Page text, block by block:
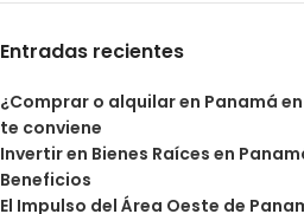
Entradas recientes
¿Comprar o alquilar en Panamá
te conviene
Invertir en Bienes Raíces en
Beneficios
El Impulso del Área Oeste de